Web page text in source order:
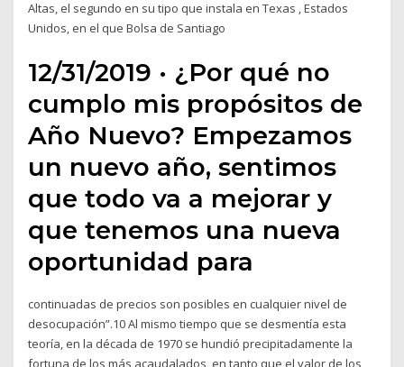
Altas, el segundo en su tipo que instala en Texas , Estados
Unidos, en el que Bolsa de Santiago
12/31/2019 · ¿Por qué no
cumplo mis propósitos de
Año Nuevo? Empezamos
un nuevo año, sentimos
que todo va a mejorar y
que tenemos una nueva
oportunidad para
continuadas de precios son posibles en cualquier nivel de
desocupación”.10 Al mismo tiempo que se desmentía esta
teoría, en la década de 1970 se hundió precipitadamente la
fortuna de los más acaudalados, en tanto que el valor de los